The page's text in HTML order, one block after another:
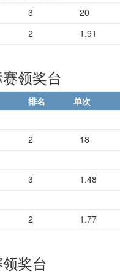
3 20
2 1.91
领奖台
排名 单次
2 18
3 1.48
2 1.77
奖台